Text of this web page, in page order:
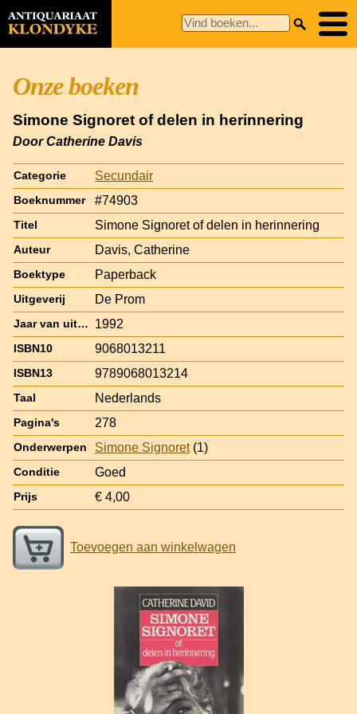
Onze boeken
Simone Signoret of delen in herinnering
Door Catherine Davis
Categorie Secundair
Boeknummer #74903
Titel Simone Signoret of delen in herinnering
Auteur Davis, Catherine
Boektype Paperback
Uitgeverij De Prom
Jaar van uitgave 1992
ISBN10 9068013211
ISBN13 9789068013214
Taal Nederlands
Pagina's 278
Onderwerpen Simone Signoret(1)
Conditie Goed
Prijs € 4,00
Toevoegen aan winkelwagen